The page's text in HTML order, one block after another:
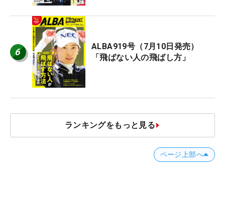
6
ALBA919号（7月10日発売）
「飛ばない人の飛ばし方」
ランキングをもっと見る
ページ上部へ